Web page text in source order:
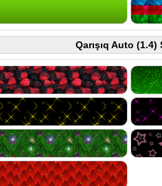
Qarışıq Auto (1.4)